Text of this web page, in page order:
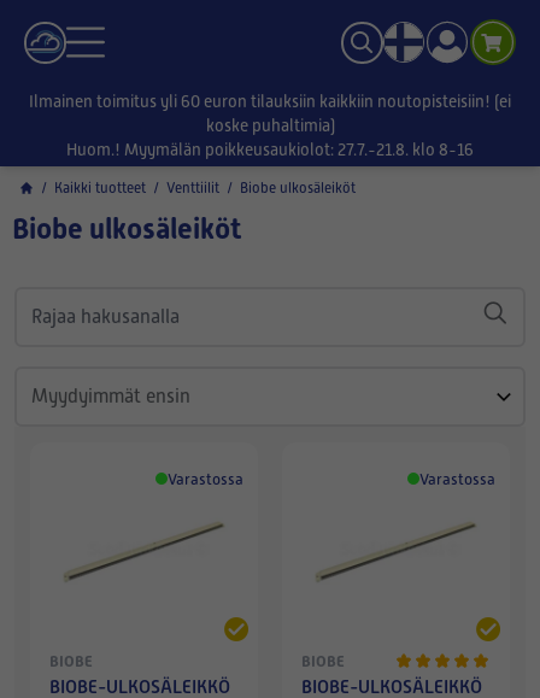
Ilmainen toimitus yli 60 euron tilauksiin kaikkiin noutopisteisiin! (ei
koske puhaltimia)
Huom.! Myymälän poikkeusaukiolot: 27.7.-21.8. klo 8-16
/ Kaikki tuotteet / Venttiilit / Biobe ulkosäleiköt
Biobe ulkosäleiköt
Varastossa
BIOBE
BIOBE-ULKOSÄLEIKKÖ
Varastossa
BIOBE
BIOBE-ULKOSÄLEIKKÖ